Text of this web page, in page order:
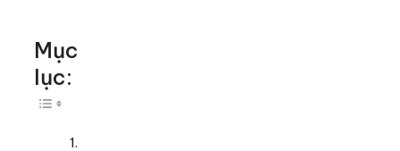
Mục
lục: